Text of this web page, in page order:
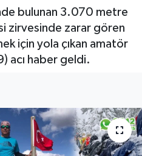
bulunan 3.070 metre
zirvesinde zarar gören
için yola çıkan amatör
acı haber geldi.